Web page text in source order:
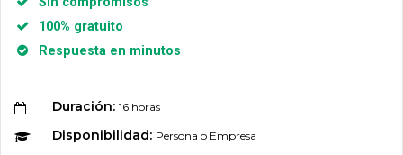
100% gratuito
Respuesta en minutos
Duración: 16 horas
Disponibilidad: Persona o Empresa